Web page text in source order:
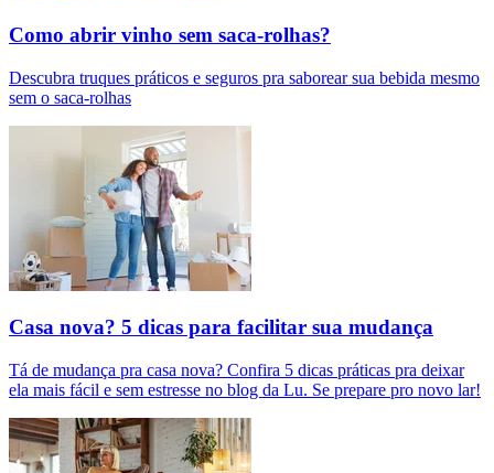
Como abrir vinho sem saca-rolhas?
Descubra truques práticos e seguros pra saborear sua bebida mesmo
sem o saca-rolhas
Casa nova? 5 dicas para facilitar sua mudança
Tá de mudança pra casa nova? Confira 5 dicas práticas pra deixar
ela mais fácil e sem estresse no blog da Lu. Se prepare pro novo lar!